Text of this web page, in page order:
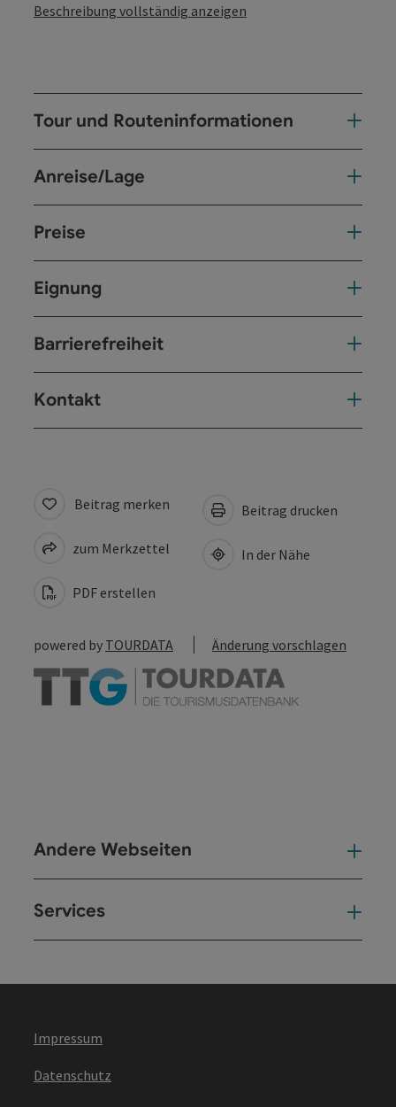
Beschreibung vollständig anzeigen
Tour und Routeninformationen
Anreise/Lage
Preise
Eignung
Barrierefreiheit
Kontakt
Beitrag merken
zum Merkzettel
PDF erstellen
Beitrag drucken
In der Nähe
powered by TOURDATA Änderung vorschlagen
Andere Webseiten
Services
Impressum
Datenschutz